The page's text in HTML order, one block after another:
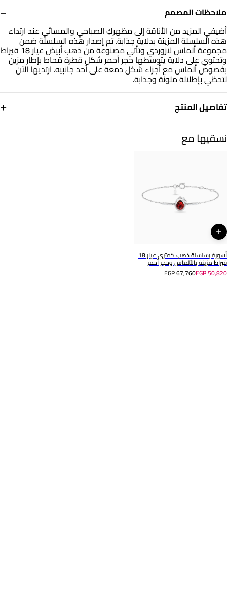
ملاحظات المصمم −
أضيفي المزيد من الأناقة إلى مظهركِ الصباحي والمسائي عند ارتداء
هذه السلسلة المزينة بدلاية جذابة. تم إصدار هذه السلسلة ضمن
مجموعة ألماس لازوردي وتأتي مصنوعة من ذهب أبيض عيار 18 قيراط
وتحتوي على دلاية يتوسطها حجر أحمر شكل قطرة مُحاط بإطار مزين
بفصوص ألماس مع أجزاء شكل دمعة على أحد جانبيه. ارتديها الآن
لتحظي بإطلالة ملونة وجذابة.
تفاصيل المنتج
+
ذهب أبيض 18 قيراط
التشكيلة
مجوهرات لازوردي
رقم الموديل
144502200181451
نسقيها مع
أسورة بسلسلة ذهب كمثري عيار 18
قيراط مزينة بالألماس وحجر أحمر
EGP 67,760EGP 50,820